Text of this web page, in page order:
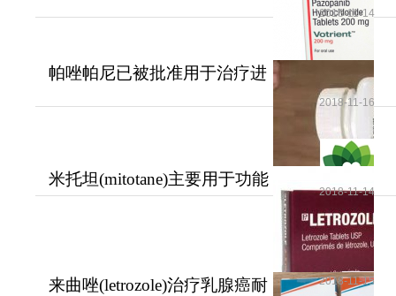
帕唑帕尼已被批准用于治疗进
2018-11-14
米托坦(mitotane)主要用于功能
性和无功能性肾上腺
2018-11-16
来曲唑(letrozole)治疗乳腺癌耐
2018-11-14
2018-11-15